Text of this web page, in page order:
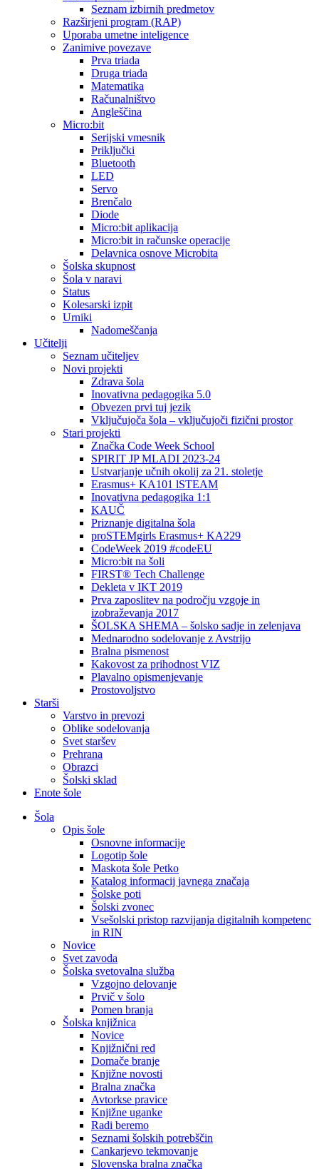
Seznam izbirnih predmetov
Razširjeni program (RAP)
Uporaba umetne inteligence
Zanimive povezave
Prva triada
Druga triada
Matematika
Računalništvo
Angleščina
Micro:bit
Serijski vmesnik
Priključki
Bluetooth
LED
Servo
Brenčalo
Diode
Micro:bit aplikacija
Micro:bit in računske operacije
Delavnica osnove Microbita
Šolska skupnost
Šola v naravi
Status
Kolesarski izpit
Urniki
Nadomeščanja
Učitelji
Seznam učiteljev
Novi projekti
Zdrava šola
Inovativna pedagogika 5.0
Obvezen prvi tuj jezik
Vključujoča šola – vključujoči fizični prostor
Stari projekti
Značka Code Week School
SPIRIT JP MLADI 2023-24
Ustvarjanje učnih okolij za 21. stoletje
Erasmus+ KA101 lSTEAM
Inovativna pedagogika 1:1
KAUČ
Priznanje digitalna šola
proSTEMgirls Erasmus+ KA229
CodeWeek 2019 #codeEU
Micro:bit na šoli
FIRST® Tech Challenge
Dekleta v IKT 2019
Prva zaposlitev na področju vzgoje in
izobraževanja 2017
ŠOLSKA SHEMA – šolsko sadje in zelenjava
Mednarodno sodelovanje z Avstrijo
Bralna pismenost
Kakovost za prihodnost VIZ
Plavalno opismenjevanje
Prostovoljstvo
Starši
Varstvo in prevozi
Oblike sodelovanja
Svet staršev
Prehrana
Obrazci
Šolski sklad
Enote šole
Šola
Opis šole
Osnovne informacije
Logotip šole
Maskota šole Petko
Katalog informacij javnega značaja
Šolske poti
Šolski zvonec
Vsešolski pristop razvijanja digitalnih kompetenc
in RIN
Novice
Svet zavoda
Šolska svetovalna služba
Vzgojno delovanje
Prvič v šolo
Pomen branja
Šolska knjižnica
Novice
Knjižnični red
Domače branje
Knjižne novosti
Bralna značka
Avtorkse pravice
Knjižne uganke
Radi beremo
Seznami šolskih potrebščin
Cankarjevo tekmovanje
Slovenska bralna značka